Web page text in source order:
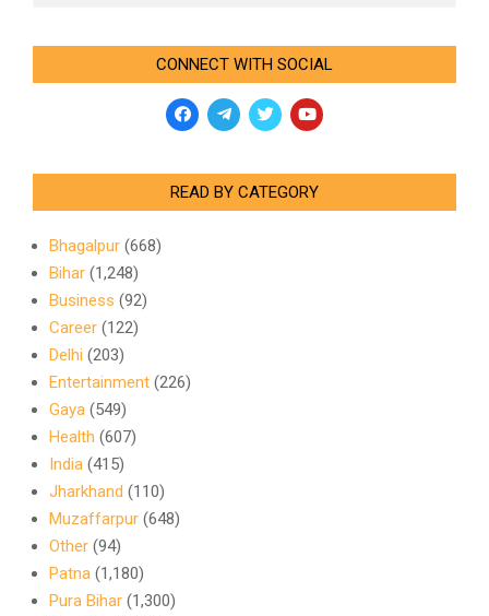
CONNECT WITH SOCIAL
READ BY CATEGORY
Bhagalpur (668)
Bihar (1,248)
Business (92)
Career (122)
Delhi (203)
Entertainment (226)
Gaya (549)
Health (607)
India (415)
Jharkhand (110)
Muzaffarpur (648)
Other (94)
Patna (1,180)
Pura Bihar (1,300)